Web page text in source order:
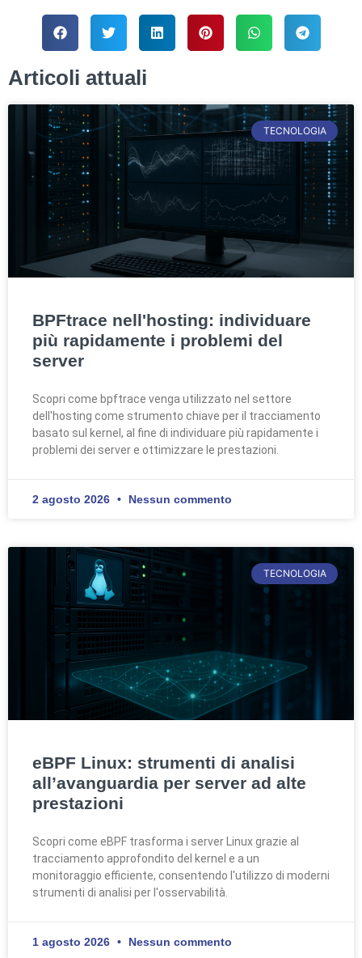
Articoli attuali
TECNOLOGIA
BPFtrace nell'hosting: individuare
più rapidamente i problemi del
server
Scopri come bpftrace venga utilizzato nel settore
dell'hosting come strumento chiave per il tracciamento
basato sul kernel, al fine di individuare più rapidamente i
problemi dei server e ottimizzare le prestazioni.
2 agosto 2026 Nessun commento
TECNOLOGIA
eBPF Linux: strumenti di analisi
all’avanguardia per server ad alte
prestazioni
Scopri come eBPF trasforma i server Linux grazie al
tracciamento approfondito del kernel e a un
monitoraggio efficiente, consentendo l'utilizzo di moderni
strumenti di analisi per l'osservabilità.
1 agosto 2026 Nessun commento